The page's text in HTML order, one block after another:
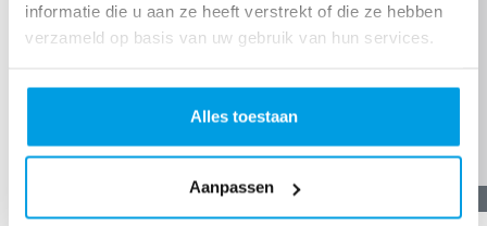
informatie die u aan ze heeft verstrekt of die ze hebben
verzameld op basis van uw gebruik van hun services.
Alles toestaan
Aanpassen